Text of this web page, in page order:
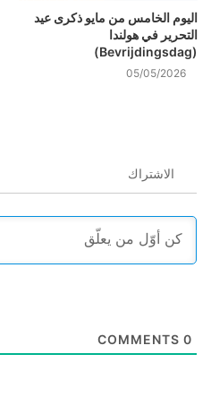
اليوم الخامس من مايو ذكرى عيد
التحرير في هولندا
(Bevrijdingsdag)
05/05/2026
الاشتراك
0